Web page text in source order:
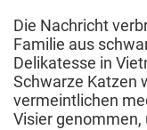
Die Nachricht
Familie aus
Delikatesse in
Schwarze Katzen
vermeintlichen
Visier genommen,